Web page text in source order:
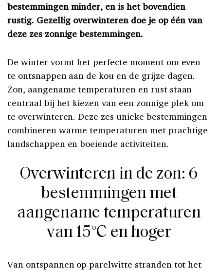
bestemmingen minder, en is het bovendien
rustig. Gezellig overwinteren doe je op één van
deze zes zonnige bestemmingen.
De winter vormt het perfecte moment om even
te ontsnappen aan de kou en de grijze dagen.
Zon, aangename temperaturen en rust staan
centraal bij het kiezen van een zonnige plek om
te overwinteren. Deze zes unieke bestemmingen
combineren warme temperaturen met prachtige
landschappen en boeiende activiteiten.
Overwinteren in de zon: 6
bestemmingen met
aangename temperaturen
van 15°C en hoger
Van ontspannen op parelwitte stranden tot het